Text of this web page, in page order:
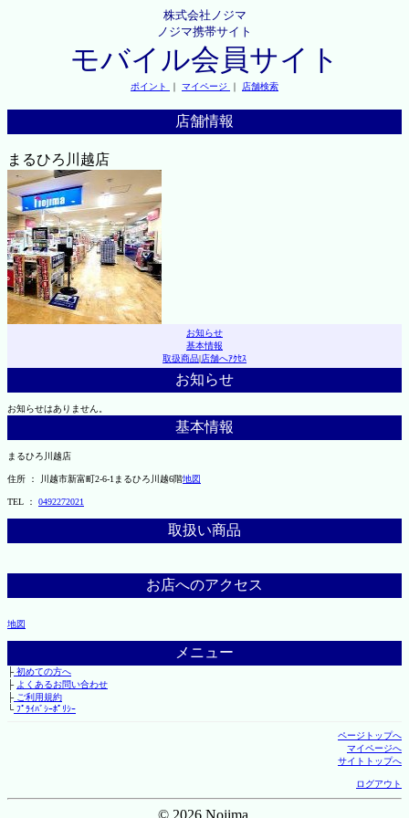
株式会社ノジマ
ノジマ携帯サイト
モバイル会員サイト
ポイント ｜ マイページ ｜ 店舗検索
店舗情報
まるひろ川越店
お知らせ
基本情報
取扱商品|店舗へｱｸｾｽ
お知らせ
お知らせはありません。
基本情報
まるひろ川越店
住所 ： 川越市新富町2-6-1まるひろ川越6階地図
TEL ： 0492272021
取扱い商品
お店へのアクセス
地図
メニュー
├初めての方へ
├ よくあるお問い合わせ
├ご利用規約
└ﾌﾟﾗｲﾊﾞｼｰﾎﾟﾘｼｰ
ページトップへ
マイページへ
サイトトップへ
ログアウト
© 2026 Nojima.